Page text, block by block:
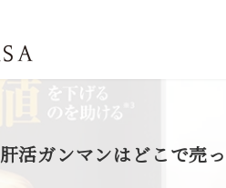
肝活ガンマンはどこで売